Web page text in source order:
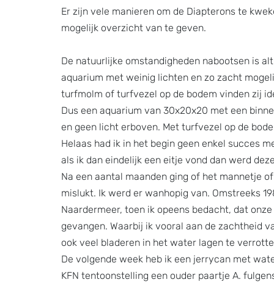
Er zijn vele manieren om de Diapterons te
mogelijk overzicht van te geven.
De natuurlijke omstandigheden nabootsen is
aquarium met weinig lichten en zo zacht
turfmolm of turfvezel op de bodem vinden zij
Dus een aquarium van 30x20x20 met een
en geen licht erboven. Met turfvezel op de
Helaas had ik in het begin geen enkel succes
als ik dan eindelijk een eitje vond dan werd
Na een aantal maanden ging of het mannetje
mislukt. Ik werd er wanhopig van. Omstreeks
Naardermeer, toen ik opeens bedacht, dat
gevangen. Waarbij ik vooral aan de zachtheid
ook veel bladeren in het water lagen te
De volgende week heb ik een jerrycan met
KFN tentoonstelling een ouder paartje A.